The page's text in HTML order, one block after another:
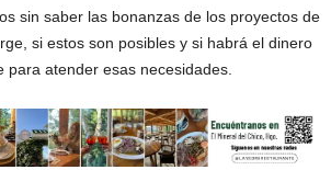
sin saber las bonanzas de los proyectos de
si estos son posibles y si habrá el dinero
para atender esas necesidades.